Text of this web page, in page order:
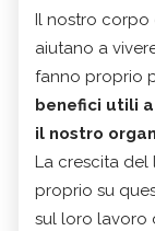
Il nostro corpo
aiutano a
fanno proprio
benefici utili
il nostro
La crescita del
proprio su
sul loro lavoro